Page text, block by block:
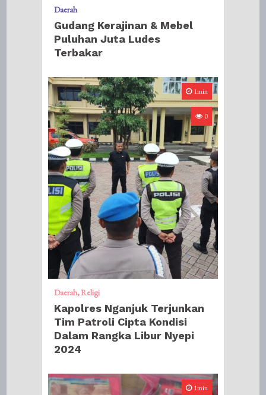
Daerah
Gudang Kerajinan & Mebel
Puluhan Juta Ludes
Terbakar
1min
0
Daerah Religi
Kapolres Nganjuk Terjunkan
Tim Patroli Cipta Kondisi
Dalam Rangka Libur Nyepi
2024
1min